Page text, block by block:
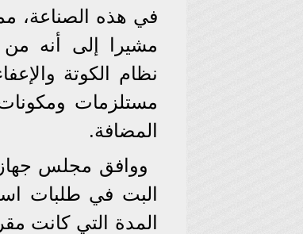
في هذه الصناعة،
مشيرا إلى أنه من
نظام الكوتة
مستلزمات
المضافة.
ووافق مجلس
البت في طلبات
المدة التي كانت